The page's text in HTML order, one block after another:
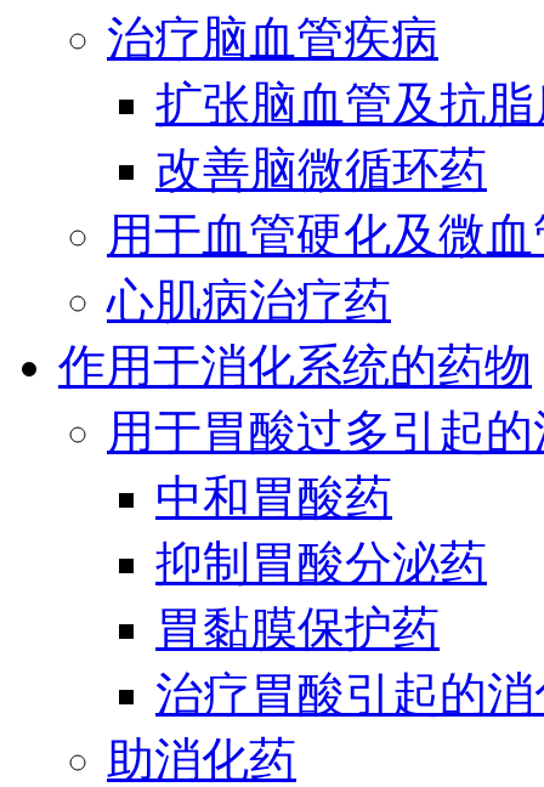
治疗脑血管疾病
扩张脑血管及抗
改善脑微循环药
用于血管硬化及微
心肌病治疗药
作用于消化系统的药物
用于胃酸过多引起
中和胃酸药
抑制胃酸分泌药
胃黏膜保护药
治疗胃酸引起的
助消化药